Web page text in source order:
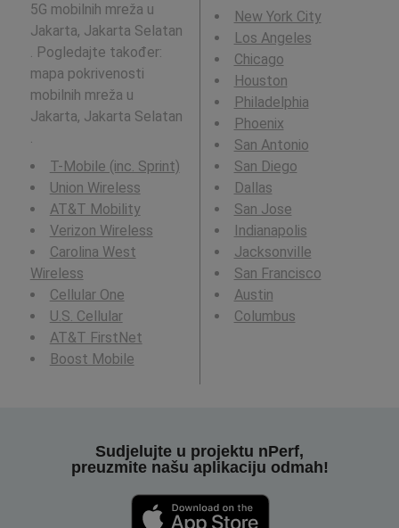
5G mobilnih mreža u
Jakarta, Jakarta Selatan
. Pogledajte također:
mapa pokrivenosti
mobilnih mreža u
Jakarta, Jakarta Selatan
.
T-Mobile (inc. Sprint)
Union Wireless
AT&T Mobility
Verizon Wireless
Carolina West
Wireless
Cellular One
U.S. Cellular
AT&T FirstNet
Boost Mobile
New York City
Los Angeles
Chicago
Houston
Philadelphia
Phoenix
San Antonio
San Diego
Dallas
San Jose
Indianapolis
Jacksonville
San Francisco
Austin
Columbus
Sudjelujte u projektu nPerf,
preuzmite našu aplikaciju odmah!